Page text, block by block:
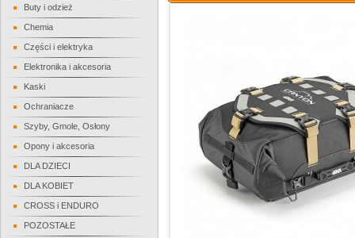
Buty i odzież
Chemia
Części i elektryka
Elektronika i akcesoria
Kaski
Ochraniacze
Szyby, Gmole, Osłony
Opony i akcesoria
DLA DZIECI
DLA KOBIET
CROSS i ENDURO
POZOSTAŁE